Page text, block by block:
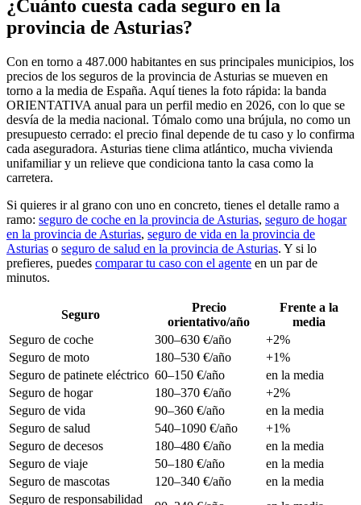
¿Cuánto cuesta cada seguro en la
provincia de Asturias?
Con en torno a 487.000 habitantes en sus principales municipios, los
precios de los seguros de la provincia de Asturias se mueven en
torno a la media de España. Aquí tienes la foto rápida: la banda
ORIENTATIVA anual para un perfil medio en 2026, con lo que se
desvía de la media nacional. Tómalo como una brújula, no como un
presupuesto cerrado: el precio final depende de tu caso y lo confirma
cada aseguradora. Asturias tiene clima atlántico, mucha vivienda
unifamiliar y un relieve que condiciona tanto la casa como la
carretera.
Si quieres ir al grano con uno en concreto, tienes el detalle ramo a
ramo: seguro de coche en la provincia de Asturias, seguro de hogar
en la provincia de Asturias, seguro de vida en la provincia de
Asturias o seguro de salud en la provincia de Asturias. Y si lo
prefieres, puedes comparar tu caso con el agente en un par de
minutos.
Seguro
Precio
orientativo/año
Frente a la
media
Seguro de coche
300–630 €/año
+2%
Seguro de moto
180–530 €/año
+1%
Seguro de patinete eléctrico 60–150 €/año
en la media
Seguro de hogar
180–370 €/año
+2%
Seguro de vida
90–360 €/año
en la media
Seguro de salud
540–1090 €/año
+1%
Seguro de decesos
180–480 €/año
en la media
Seguro de viaje
50–180 €/año
en la media
Seguro de mascotas
120–340 €/año
en la media
Seguro de responsabilidad